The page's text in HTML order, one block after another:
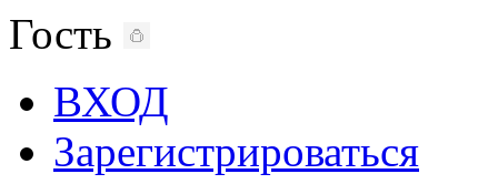
Гость
ВХОД
Зарегистрироваться